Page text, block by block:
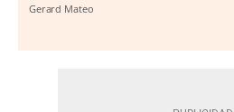
Gerard Mateo